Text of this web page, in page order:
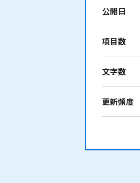
公開日
項目数
文字数
更新頻度